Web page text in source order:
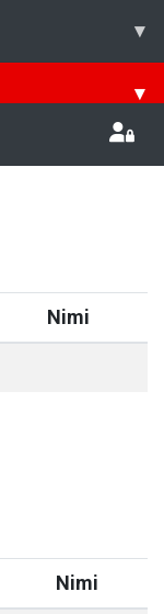
▾
▾
Nimi
Nimi